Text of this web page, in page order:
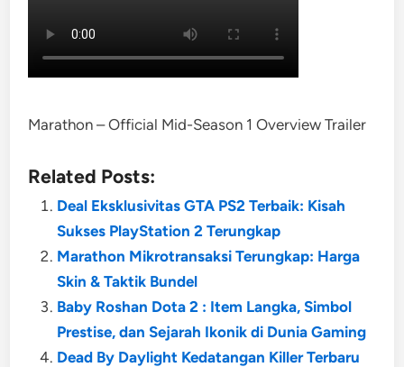
Marathon – Official Mid-Season 1 Overview Trailer
Related Posts:
Deal Eksklusivitas GTA PS2 Terbaik: Kisah
Sukses PlayStation 2 Terungkap
Marathon Mikrotransaksi Terungkap: Harga
Skin & Taktik Bundel
Baby Roshan Dota 2 : Item Langka, Simbol
Prestise, dan Sejarah Ikonik di Dunia Gaming
Dead By Daylight Kedatangan Killer Terbaru